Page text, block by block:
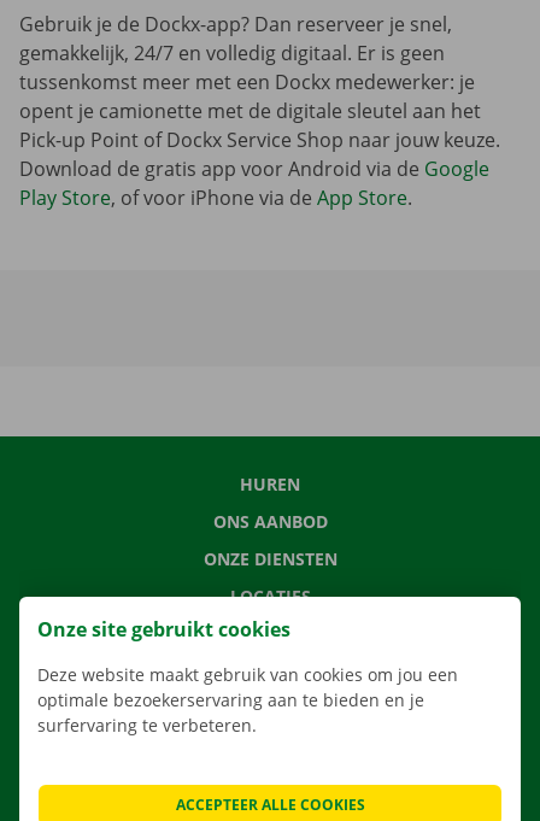
Gebruik je de Dockx-app? Dan reserveer je snel,
gemakkelijk, 24/7 en volledig digitaal. Er is geen
tussenkomst meer met een Dockx medewerker: je
opent je camionette met de digitale sleutel aan het
Pick-up Point of Dockx Service Shop naar jouw keuze.
Download de gratis app voor Android via de Google
Play Store, of voor iPhone via de App Store.
HUREN
ONS AANBOD
ONZE DIENSTEN
LOCATIES
APP
VERHUISOPLOSSINGEN
CONTACTEER ONS
Onze site gebruikt cookies
Deze website maakt gebruik van cookies om jou een
optimale bezoekerservaring aan te bieden en je
surfervaring te verbeteren.
ACCEPTEER ALLE COOKIES